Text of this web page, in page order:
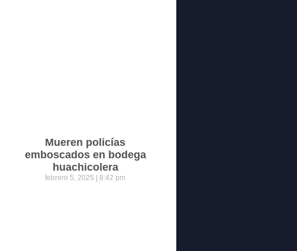
Mueren policías
emboscados en bodega
huachicolera
febrero 5, 2025 8:42 pm